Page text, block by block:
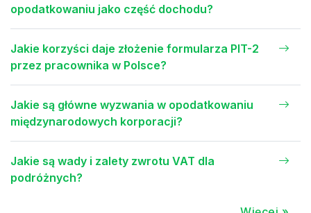
opodatkowaniu jako część dochodu?
Jakie korzyści daje złożenie formularza PIT-2
przez pracownika w Polsce?
Jakie są główne wyzwania w opodatkowaniu
międzynarodowych korporacji?
Jakie są wady i zalety zwrotu VAT dla
podróżnych?